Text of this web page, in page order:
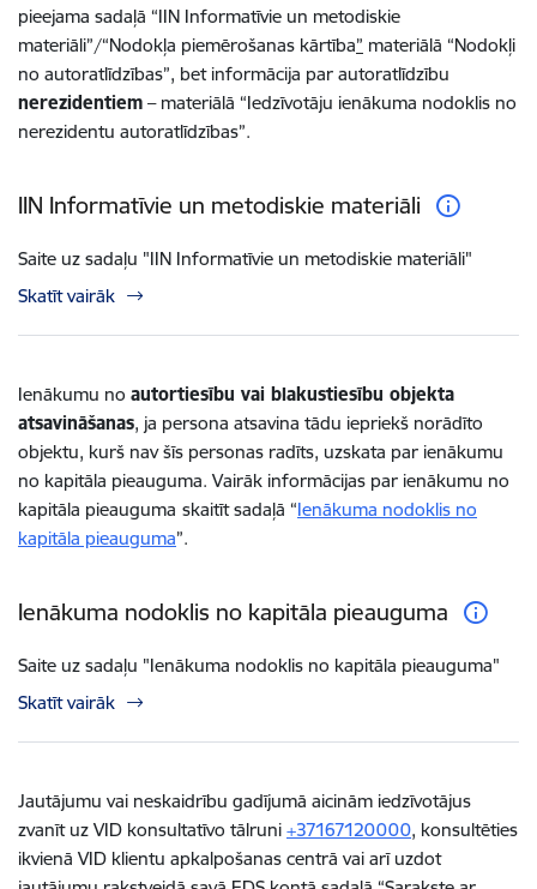
pieejama sadaļā “IIN Informatīvie un metodiskie
materiāli”/“Nodokļa piemērošanas kārtība” materiālā “Nodokļi
no autoratlīdzības”, bet informācija par autoratlīdzību
nerezidentiem – materiālā “Iedzīvotāju ienākuma nodoklis no
nerezidentu autoratlīdzības”.
IIN Informatīvie un metodiskie materiāli
Saite uz sadaļu "IIN Informatīvie un metodiskie materiāli"
Skatīt vairāk
Ienākumu no autortiesību vai blakustiesību objekta
atsavināšanas, ja persona atsavina tādu iepriekš norādīto
objektu, kurš nav šīs personas radīts, uzskata par ienākumu
no kapitāla pieauguma. Vairāk informācijas par ienākumu no
kapitāla pieauguma skaitīt sadaļā “Ienākuma nodoklis no
kapitāla pieauguma”.
Ienākuma nodoklis no kapitāla pieauguma
Saite uz sadaļu "Ienākuma nodoklis no kapitāla pieauguma"
Skatīt vairāk
Jautājumu vai neskaidrību gadījumā aicinām iedzīvotājus
zvanīt uz VID konsultatīvo tālruni +37167120000, konsultēties
ikvienā VID klientu apkalpošanas centrā vai arī uzdot